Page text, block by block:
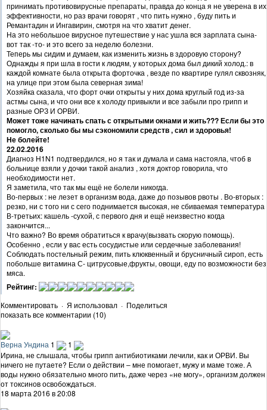
принимать противовирусные препараты, правда до конца я не уверена в их
эффективности, но раз врачи говорят , что пить нужно , буду пить и
Ремантадин и Ингавирин, смотря на что хватит денег.
На это небольшое вирусное путешествие у нас ушла вся зарплата сына-
вот так -то- и это всего за неделю болезни.
Теперь мы сидим и думаем, как изменить жизнь в здоровую сторону?
Однажды я при шла в гости к людям, у которых дома был дикий холод.: в
каждой комнате была открыта форточка , везде по квартире гулял сквозняк,
на улице при этом была северная зима!
Хозяйка сказала, что форт очки открыты у них дома круглый год из-за
астмы сына, и что они все к холоду привыкли и все забыли про грипп и
разные ОРЗ И ОРВИ.
Может тоже начинать спать с открытыми окнами и жить??? Если бы это
помогло, сколько бы мы сэкономили средств , сил и здоровья!
Не болейте!
22.02.2016
Диагноз H1N1 подтвердился, но я так и думала и сама настояла, чтоб в
больнице взяли у дочки такой анализ , хотя доктор говорила, что
необходимости нет.
Я заметила, что так мы ещё не болели никогда.
Во-первых : не лезет в организм вода, даже до позывов рвоты . Во-вторых :
резко, ни с того ни с сего поднимается высокая, не сбиваемая температура
В-третьих: кашель -сухой, с первого дня и ещё неизвестно когда
закончится...
Что важно? Во время обратиться к врачу(вызвать скорую помощь).
Особенно , если у вас есть сосудистые или сердечные заболевания!
Соблюдать постельный режим, пить клюквенный и брусничный сироп, есть
побольше витамина С- цитрусовые,фрукты, овощи, еду по возможности без
мяса.
Рейтинг:
Комментировать · Я использовал · Поделиться
показать все комментарии (10)
Верна Ундина 1
1
Ирина, не слышала, чтобы грипп антибиотиками лечили, как и ОРВИ. Вы
ничего не путаете? Если о действии – мне помогает, мужу и маме тоже. А
воды нужно обязательно много пить, даже через «не могу», организм должен
от токсинов освобождаться.
18 марта 2016 в 20:08